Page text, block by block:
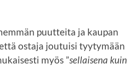
puutteita ja kaupan
ostaja joutuisi tyytymään
myös ”sellaisena kuin